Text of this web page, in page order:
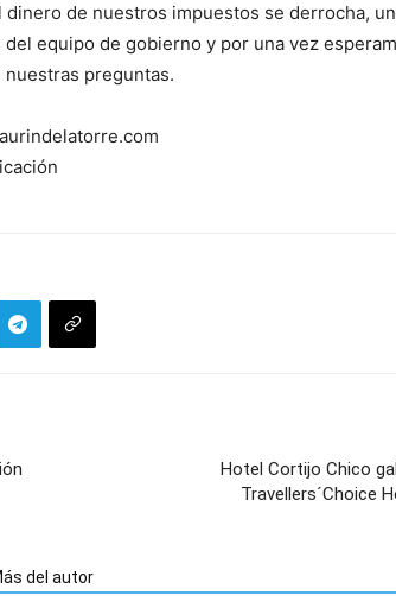
dinero de nuestros impuestos se derrocha,
equipo de gobierno y por una vez
preguntas.
Hotel Cortijo Chico
Travellers´Choice
del autor